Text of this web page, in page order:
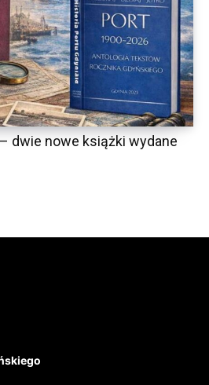
dwie nowe książki wydane